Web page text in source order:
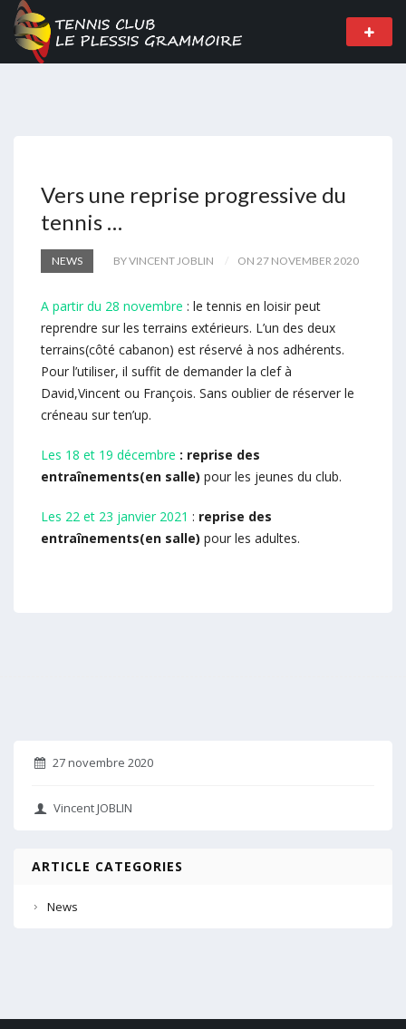
Vers une reprise progressive du
tennis …
NEWS BY VINCENT JOBLIN ON 27 NOVEMBER 2020
A partir du 28 novembre : le tennis en loisir peut
reprendre sur les terrains extérieurs. L’un des deux
terrains(côté cabanon) est réservé à nos adhérents.
Pour l’utiliser, il suffit de demander la clef à
David,Vincent ou François. Sans oublier de réserver le
créneau sur ten’up.
Les 18 et 19 décembre : reprise des
entraînements(en salle) pour les jeunes du club.
Les 22 et 23 janvier 2021 : reprise des
entraînements(en salle) pour les adultes.
27 novembre 2020
Vincent JOBLIN
ARTICLE CATEGORIES
News